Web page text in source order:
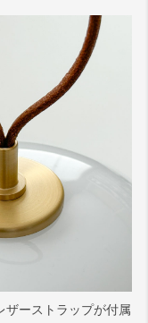
ザーストラップが付属